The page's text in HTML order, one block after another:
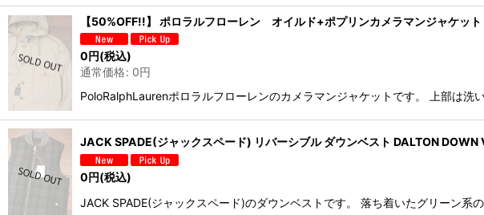
【50%OFF!!】 ポロラルフローレン オイルド+ポプリンカメラマンジャケット
0円(税込)
通常価格: 0円
PoloRalphLaurenポロラルフローレンのカメラマンジャケットです。 上部は
JACK SPADE(ジャックスペード) リバーシブル ダウンベスト DALTON
0円(税込)
JACK SPADE(ジャックスペード)のダウンベストです。 落ち着いたグリーン